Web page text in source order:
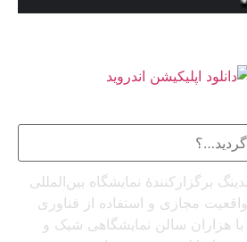
برگزارکنندهٔ نمایشگاه بین‌المللی
واقعیت مجازی و استفاده از فناوری
سالن نمایشگاهی شیک و